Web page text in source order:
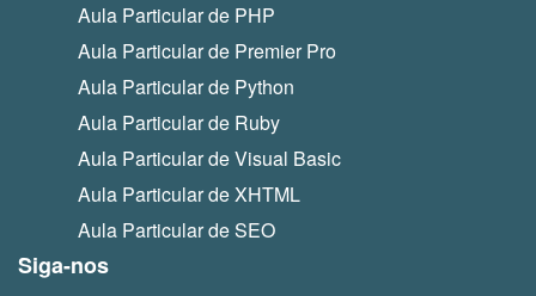
Aula Particular de PHP
Aula Particular de Premier Pro
Aula Particular de Python
Aula Particular de Ruby
Aula Particular de Visual Basic
Aula Particular de XHTML
Aula Particular de SEO
Siga-nos